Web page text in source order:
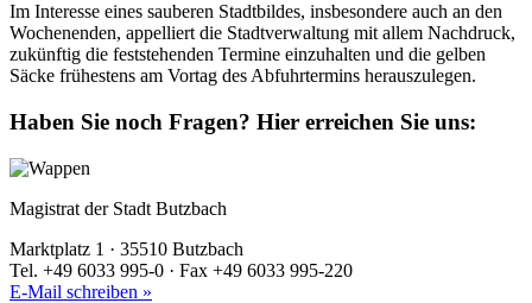
Im Interesse eines sauberen Stadtbildes, insbesondere auch an den
Wochenenden, appelliert die Stadtverwaltung mit allem Nachdruck,
zukünftig die feststehenden Termine einzuhalten und die gelben
Säcke frühestens am Vortag des Abfuhrtermins herauszulegen.
Haben Sie noch Fragen? Hier erreichen Sie uns:
Magistrat der Stadt Butzbach
Marktplatz 1 · 35510 Butzbach
Tel. +49 6033 995-0 · Fax +49 6033 995-220
E-Mail schreiben »